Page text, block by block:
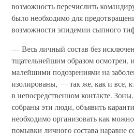
возможность перечислить
было необходимо для
возможности эпидемии сыпного
— Весь личный состав без
тщательнейшим образом осмотрен,
малейшими подозрениями на
изолированы, — так же, как и все,
в непосредственном контакте.
собраны эти люди, объявить
необходимо организовать как
помывки личного состава наравне